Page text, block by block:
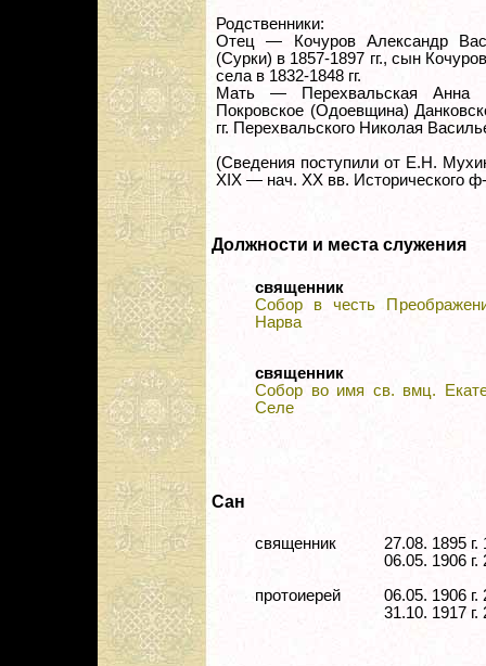
Родственники:
Отец — Кочуров Александр
(Сурки) в 1857-1897 гг., сын
села в 1832-1848 гг.
Мать — Перехвальская Анна
Покровское (Одоевщина)
гг. Перехвальского Николая
(Сведения поступили от Е.Н.
XIX — нач. ХХ вв. Исторического
Должности и места служения
священник
Собор в честь
Нарва
священник
Собор во имя св. вмц.
Селе
Сан
священник
27.08. 1895
06.05. 1906 г.
протоиерей
06.05. 1906
31.10. 1917 г.